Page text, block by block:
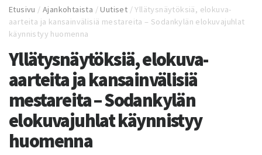
Etusivu /Ajankohtaista /Uutiset /Yllätysnäytöksiä, elokuva-
aarteita ja kansainvälisiä mestareita – Sodankylän elokuvajuhlat
käynnistyy huomenna
Yllätysnäytöksiä, elokuva-
aarteita ja kansainvälisiä
mestareita – Sodankylän
elokuvajuhlat käynnistyy
huomenna